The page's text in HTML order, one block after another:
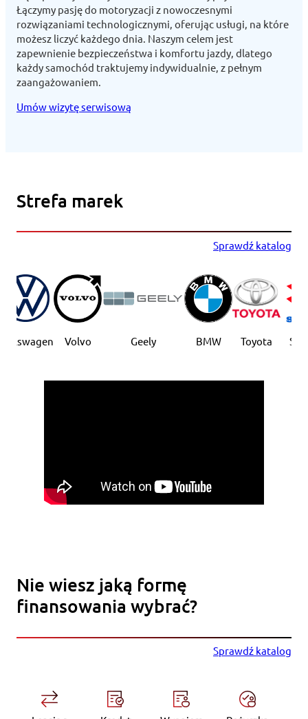
Łączymy pasję do motoryzacji z nowoczesnymi
rozwiązaniami technologicznymi, oferując usługi, na które
możesz liczyć każdego dnia. Naszym celem jest
zapewnienie bezpieczeństwa i komfortu jazdy, dlatego
każdy samochód traktujemy indywidualnie, z pełnym
zaangażowaniem.
Umów wizytę serwisową
Strefa marek
Sprawdź katalog
Volvo Geely BMW Toyota
Nie wiesz jaką formę
finansowania wybrać?
Sprawdź katalog